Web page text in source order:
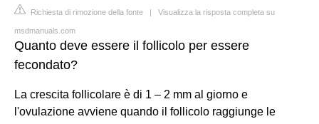
Richiesta di rimozione della fonte | Visualizza la risposta completa su
msdmanuals.com
Quanto deve essere il follicolo per essere
fecondato?
La crescita follicolare è di 1 – 2 mm al giorno e
l'ovulazione avviene quando il follicolo raggiunge le